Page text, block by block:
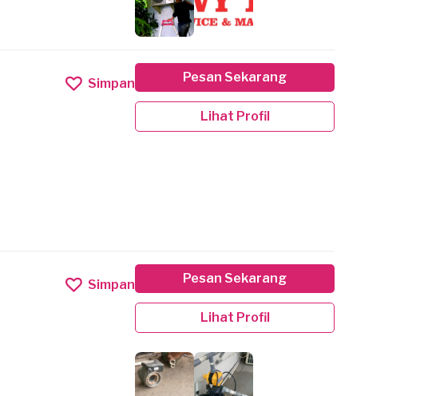
Simpan Pesan Sekarang
Lihat Profil
Simpan Pesan Sekarang
Lihat Profil